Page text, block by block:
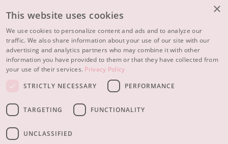
Peau mixte ou grasse
Peau mature
Peau ménopausée
À PROPOS
CONSEILS BEAUTÉ
×
This website uses cookies
We use cookies to personalize content and ads and to analyze our
traffic. We also share information about your use of our site with our
advertising and analytics partners who may combine it with other
information you have provided to them or that they have collected from
your use of their services. Privacy Policy
STRICTLY NECESSARY
PERFORMANCE
TARGETING FUNCTIONALITY
UNCLASSIFIED